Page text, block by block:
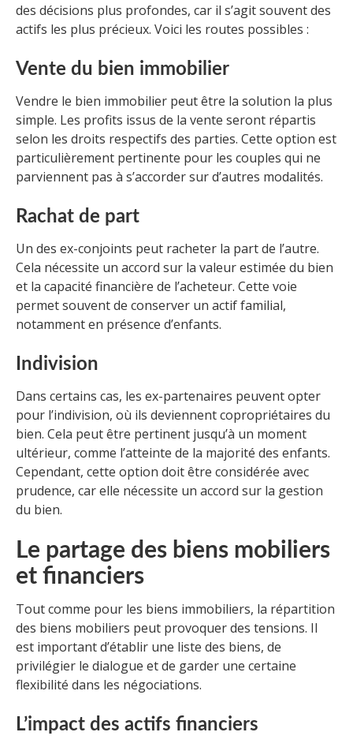
des décisions plus profondes, car il s’agit souvent des
actifs les plus précieux. Voici les routes possibles :
Vente du bien immobilier
Vendre le bien immobilier peut être la solution la plus
simple. Les profits issus de la vente seront répartis
selon les droits respectifs des parties. Cette option est
particulièrement pertinente pour les couples qui ne
parviennent pas à s’accorder sur d’autres modalités.
Rachat de part
Un des ex-conjoints peut racheter la part de l’autre.
Cela nécessite un accord sur la valeur estimée du bien
et la capacité financière de l’acheteur. Cette voie
permet souvent de conserver un actif familial,
notamment en présence d’enfants.
Indivision
Dans certains cas, les ex-partenaires peuvent opter
pour l’indivision, où ils deviennent copropriétaires du
bien. Cela peut être pertinent jusqu’à un moment
ultérieur, comme l’atteinte de la majorité des enfants.
Cependant, cette option doit être considérée avec
prudence, car elle nécessite un accord sur la gestion
du bien.
Le partage des biens mobiliers
et financiers
Tout comme pour les biens immobiliers, la répartition
des biens mobiliers peut provoquer des tensions. Il
est important d’établir une liste des biens, de
privilégier le dialogue et de garder une certaine
flexibilité dans les négociations.
L’impact des actifs financiers